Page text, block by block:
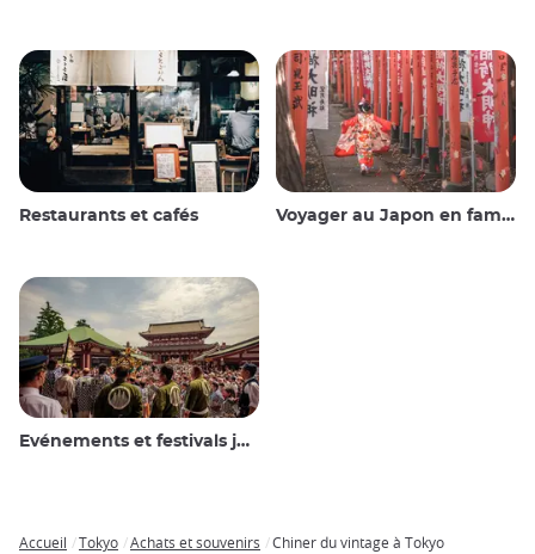
Restaurants et cafés Voyager au Japon en famille
Evénements et festivals japonais
Accueil Tokyo Achats et souvenirs Chiner du vintage à Tokyo